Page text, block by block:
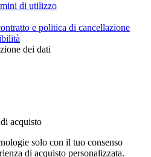
di utilizzo
e politica di cancellazione
dei dati
acquisto
solo con il tuo consenso
di acquisto personalizzata.